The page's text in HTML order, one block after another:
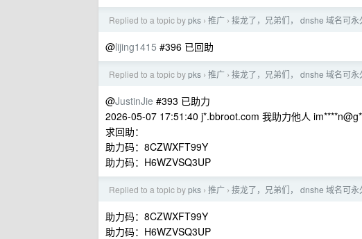
Replied to a topic bypks › 推广 › 接龙了，兄弟们， dnshe 域名可永
@lijing1415 #396 已回助
Replied to a topic bypks › 推广 › 接龙了，兄弟们， dnshe 域名可永
@JustinJie #393 已助力
2026-05-07 17:51:40 j*.bbroot.com 我助力他人
求回助：
助力码：8CZWXFT99Y
助力码：H6WZVSQ3UP
Replied to a topic bypks › 推广 › 接龙了，兄弟们， dnshe 域名可永
助力码：8CZWXFT99Y
助力码：H6WZVSQ3UP